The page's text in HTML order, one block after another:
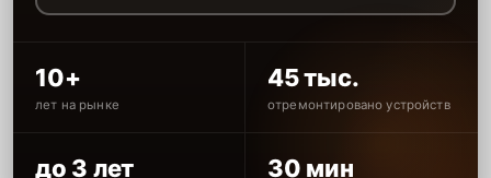
10+
лет на рынке
45 тыс.
отремонтировано устройств
до 3 лет 30 мин